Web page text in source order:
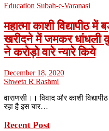
Education Subah-e-Varanasi
महात्मा काशी विद्यापीठ में
खरीदने में जमकर धांधली
ने करोड़ो वारे न्यारे किये
December 18, 2020
Shweta R Rashmi
वाराणसी।। विवाद और काशी
रहा है इस बार…
Recent Post